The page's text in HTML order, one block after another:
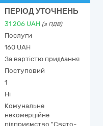
ПЕРІОД УТОЧНЕНЬ
31 206 UAH (з ПДВ)
Послуги
160 UAH
За вартістю придбання
Поступовий
1
Ні
Комунальне
некомерційне
підприємство "Свято-